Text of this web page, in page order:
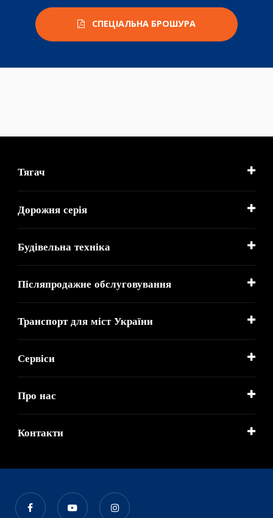
СПЕЦІАЛЬНА БРОШУРА
Тягач
Дорожня серія
Будівельна техніка
Післяпродажне обслуговування
Транспорт для міст України
Сервіси
Про нас
Контакти